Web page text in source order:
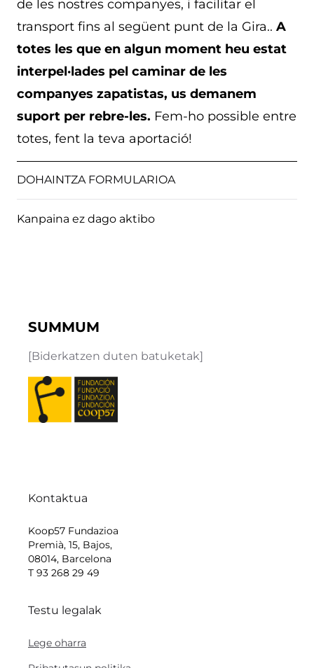
de les nostres companyes, i facilitar el
transport fins al següent punt de la Gira.. A
totes les que en algun moment heu estat
interpel·lades pel caminar de les
companyes zapatistas, us demanem
suport per rebre-les. Fem-ho possible entre
totes, fent la teva aportació!
DOHAINTZA FORMULARIOA
Kanpaina ez dago aktibo
SUMMUM
[Biderkatzen duten batuketak]
Kontaktua
Koop57 Fundazioa
Premià, 15, Bajos,
08014, Barcelona
T 93 268 29 49
Testu legalak
Lege oharra